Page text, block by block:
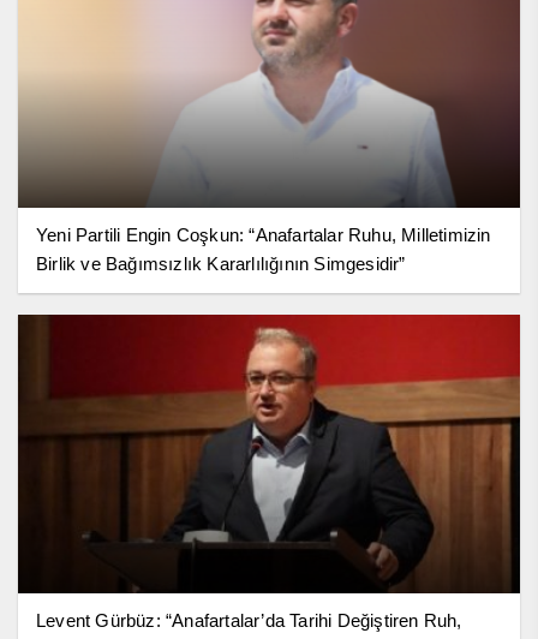
Yeni Partili Engin Coşkun: “Anafartalar Ruhu, Milletimizin
Birlik ve Bağımsızlık Kararlılığının Simgesidir”
Levent Gürbüz: “Anafartalar’da Tarihi Değiştiren Ruh,